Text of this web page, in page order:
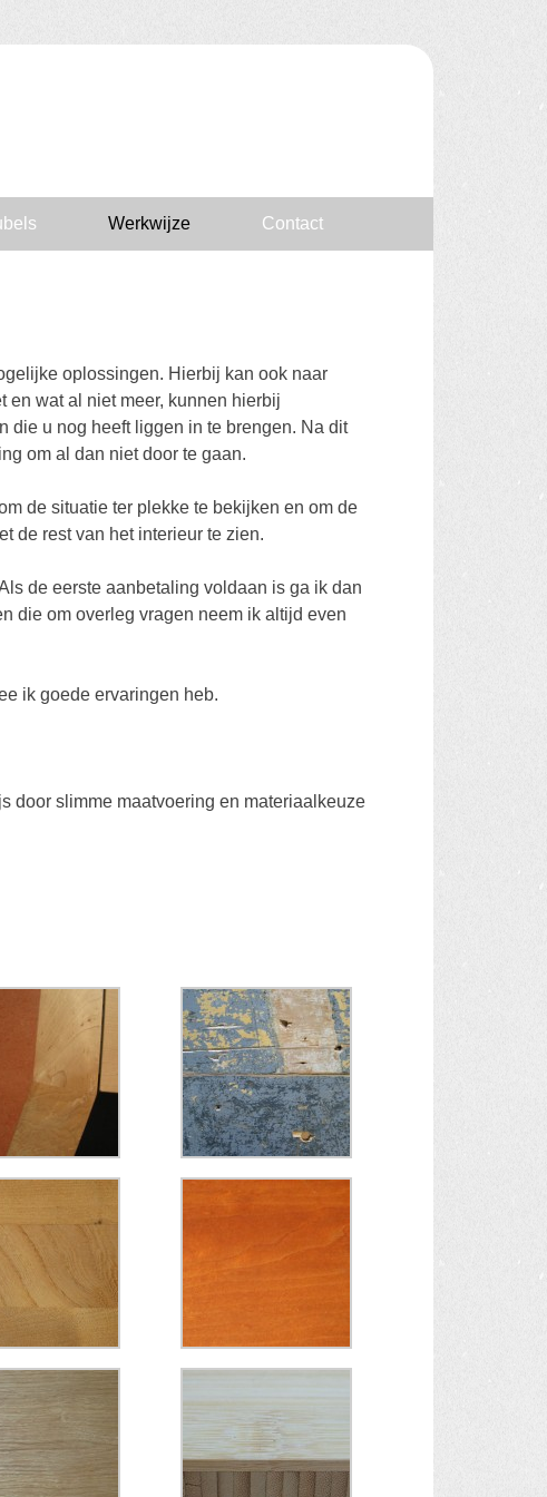
Werkwijze Contact
oplossingen. Hierbij kan ook naar
en wat al niet meer, kunnen hierbij
die u nog heeft liggen in te brengen. Na dit
om al dan niet door te gaan.
de situatie ter plekke te bekijken en om de
de rest van het interieur te zien.
de eerste aanbetaling voldaan is ga ik dan
die om overleg vragen neem ik altijd even
ik goede ervaringen heb.
door slimme maatvoering en materiaalkeuze